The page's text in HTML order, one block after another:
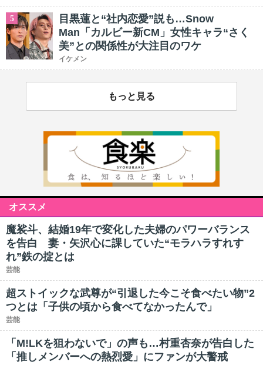
5
目黒蓮と“社内恋愛”説も…Snow
Man「カルビー新CM」女性キャラ“さく
美”との関係性が大注目のワケ
イケメン
もっと見る
オススメ
魔裟斗、結婚19年で変化した夫婦のパワーバランス
を告白 妻・矢沢心に課していた“モラハラすれす
れ”鉄の掟とは
芸能
超ストイックな武尊が“引退した今こそ食べたい物”2
つとは「子供の頃から食べてなかったんで」
芸能
「M!LKを狙わないで」の声も…村重杏奈が告白した
「推しメンバーへの熱烈愛」にファンが大警戒